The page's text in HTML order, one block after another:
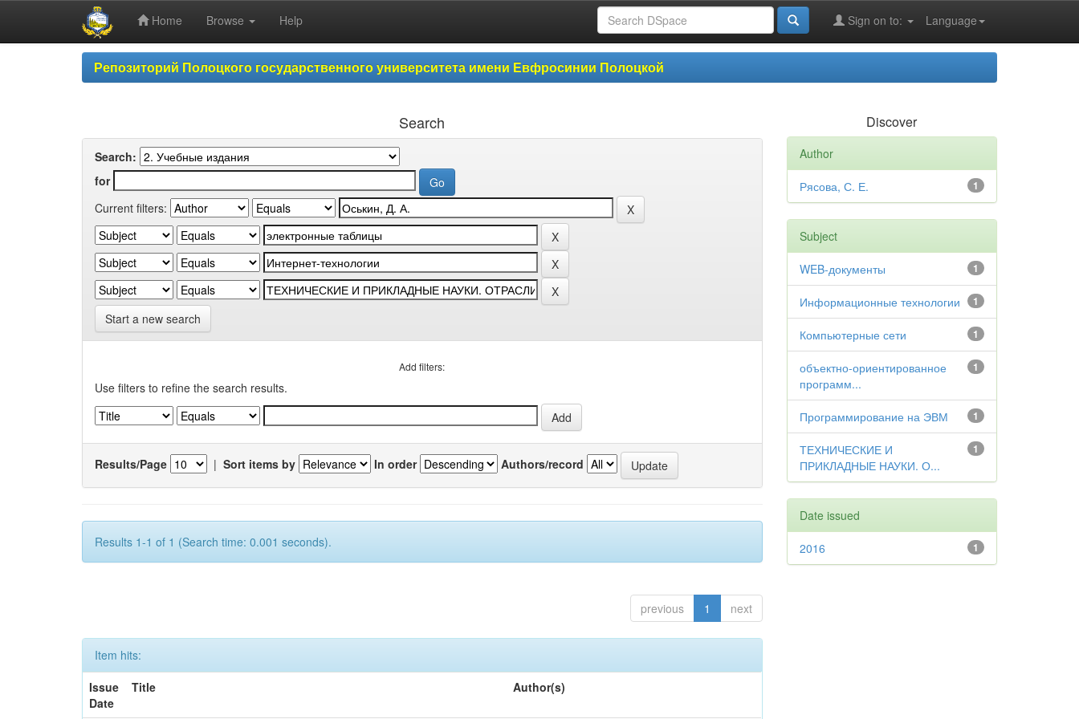
Home Browse Help Language
Sign on to:
Репозиторий Полоцкого государственного университета имени Евфросинии Полоцкой
Search
Search:
for
Current filters:
Start a new search
Add filters:
Use filters to refine the search results.
Results/Page | Sort items by In order Authors/record
Results 1-1 of 1 (Search time: 0.001 seconds).
previous 1 next
Item hits:
Issue
Date
Title Author(s)
Discover
Author
1
Рясова, С. Е.
Subject
1
WEB-документы
1
Информационные технологии
1
Компьютерные сети
1
объектно-ориентированное
программ...
1
Программирование на ЭВМ
1
ТЕХНИЧЕСКИЕ И
ПРИКЛАДНЫЕ НАУКИ. О...
Date issued
1
2016